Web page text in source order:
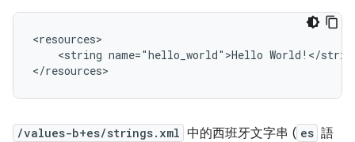
<string name="hello_world">Hello World!</
</resources>
/values-b+es/strings.xml 中的西班牙文字串 ( es 語